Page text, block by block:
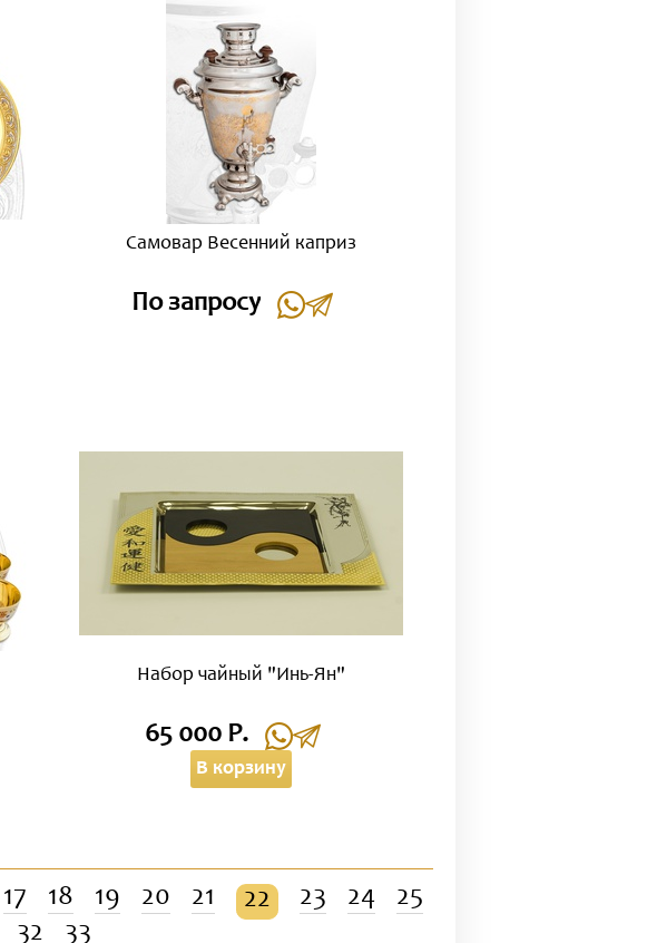
Самовар Весенний каприз
По запросу
Набор чайный "Инь-Ян"
65 000 Р.
В корзину
17 18 19 20 21 22 23 24
25
32 33